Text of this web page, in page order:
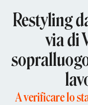
Restyling
via di
A verificare lo